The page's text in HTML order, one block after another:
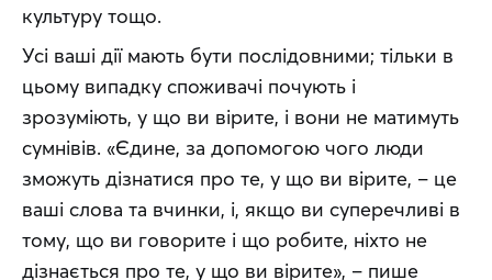
культуру тощо.
Усі ваші дії мають бути послідовними; тільки в
цьому випадку споживачі почують і
зрозуміють, у що ви вірите, і вони не матимуть
сумнівів. «Єдине, за допомогою чого люди
зможуть дізнатися про те, у що ви вірите, – це
ваші слова та вчинки, і, якщо ви суперечливі в
тому, що ви говорите і що робите, ніхто не
дізнається про те, у що ви вірите», – пише